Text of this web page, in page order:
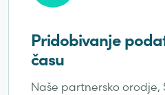
Pridobivanje
času
Naše partnersko orodje,